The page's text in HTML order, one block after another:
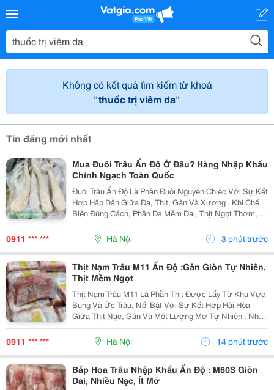
Không có kết quả tìm kiếm từ khoá
"thuốc trị viêm da"
Tin đăng mới nhất
Mua Đuôi Trâu Ấn Độ Ở Đâu? Hàng Nhập Khẩu
Chính Ngạch Toàn Quốc
Đuôi Trâu Ấn Độ Là Phần Đuôi Nguyên Chiếc Với Sự Kết
Hợp Hấp Dẫn Giữa Da, Thịt, Gân Và Xương . Khi Chế
Biến Đúng Cách, Phần Da Mềm Dai, Thịt Ngọt Thơm,
Gân Có Độ Giòn Sần Sật Và Nước Dùng Đậm Vị Tự
Nhiên. Sản Phẩm Được Nhập Khẩu Chính Ngạch Từ
0911 *** *** Hà Nội 3 phút trước
Thịt Nạm Trâu M11 Ấn Độ :Gân Giòn Tự Nhiên,
Thịt Mềm Ngọt
Thịt Nạm Trâu M11 Là Phần Thịt Được Lấy Từ Khu Vực
Bụng Và Ức Trâu, Nổi Bật Với Sự Kết Hợp Hài Hòa
Giữa Thịt Nạc, Gân Và Một Lượng Mỡ Tự Nhiên . Nhờ
Vậy, Nạm Trâu Có Độ Mềm Ngọt Của Thịt, Xen Lẫn Độ
Giòn Dai Hấp Dẫn Của Gân, Khi Chế Biến Đậm Vị
Nhưng...
0911 *** *** Hà Nội 14 phút trước
Bắp Hoa Trâu Nhập Khẩu Ấn Độ : M60S Giòn
Dai, Nhiều Nạc, Ít Mỡ